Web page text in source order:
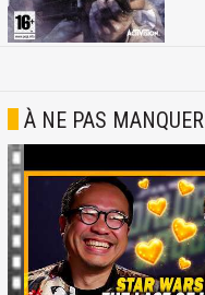
À NE PAS MANQUER